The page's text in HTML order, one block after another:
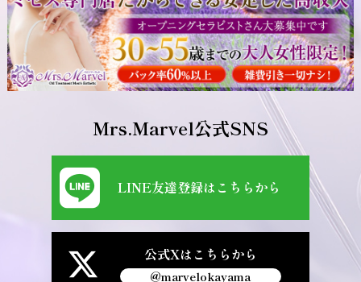
Mrs.Marvel公式SNS
LINE友達登録はこちらから
公式Xはこちらから
@marvelokayama